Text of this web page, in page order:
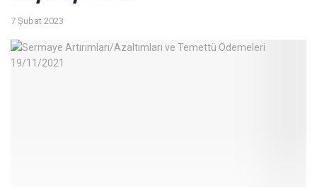
7 Şubat 2023